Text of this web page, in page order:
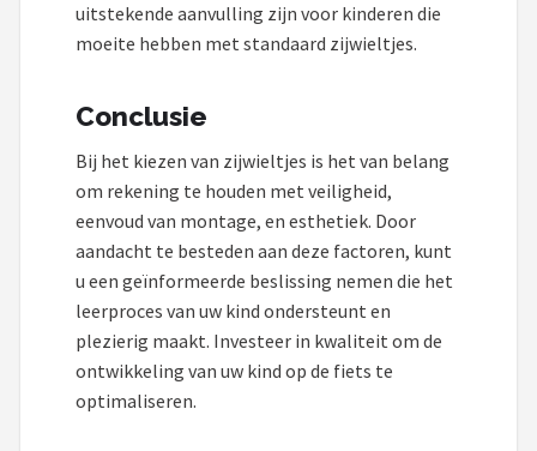
uitstekende aanvulling zijn voor kinderen die
moeite hebben met standaard zijwieltjes.
Conclusie
Bij het kiezen van zijwieltjes is het van belang
om rekening te houden met veiligheid,
eenvoud van montage, en esthetiek. Door
aandacht te besteden aan deze factoren, kunt
u een geïnformeerde beslissing nemen die het
leerproces van uw kind ondersteunt en
plezierig maakt. Investeer in kwaliteit om de
ontwikkeling van uw kind op de fiets te
optimaliseren.